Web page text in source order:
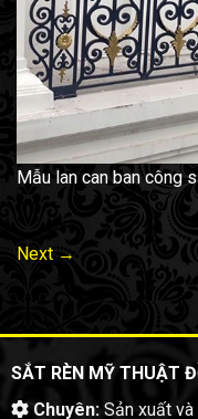
Mẫu lan can ban công
Next →
SẮT RÈN MỸ THUẬT
Chuyên:Sản xuất và